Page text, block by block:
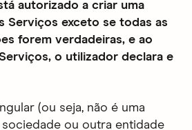
autorizado a criar uma
Serviços exceto se todas as
forem verdadeiras, e ao
o utilizador declara e
(ou seja, não é uma
ou outra entidade